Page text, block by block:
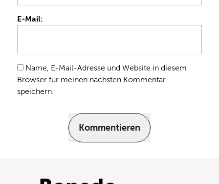
E-Mail:
Name, E-Mail-Adresse und Website in diesem
Browser für meinen nächsten Kommentar
speichern.
Kommentieren